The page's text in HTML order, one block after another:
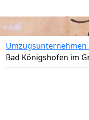
Umzugsunternehmen
Bad Königshofen im